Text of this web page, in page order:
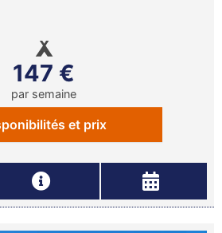
147 €
par semaine
et prix